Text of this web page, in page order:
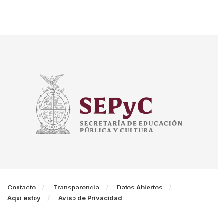
Contacto Transparencia
Datos Abiertos
Aquí estoy
Aviso de Privacidad